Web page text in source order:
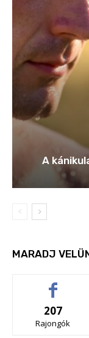
A
MARADJ
207
Rajongók